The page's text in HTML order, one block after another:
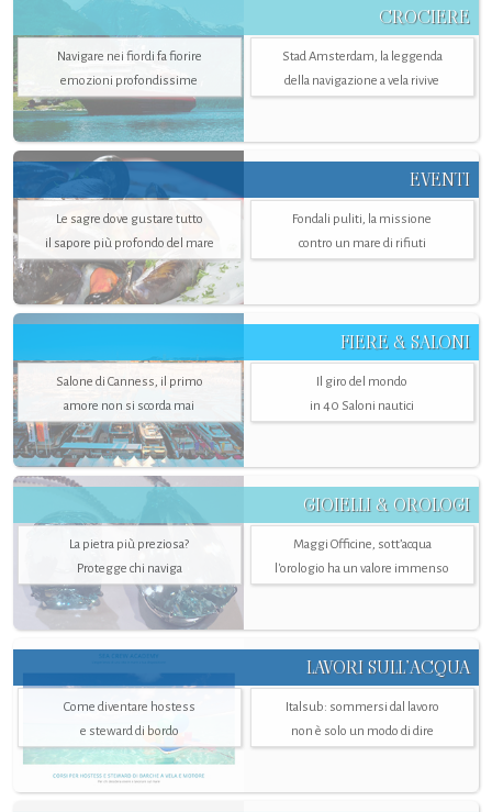
CROCIERE
Navigare nei fiordi fa fiorire
emozioni profondissime
Stad Amsterdam, la leggenda
della navigazione a vela rivive
EVENTI
Le sagre dove gustare tutto
il sapore più profondo del mare
Fondali puliti, la missione
contro un mare di rifiuti
FIERE & SALONI
Salone di Canness, il primo
amore non si scorda mai
Il giro del mondo
in 40 Saloni nautici
GIOIELLI & OROLOGI
La pietra più preziosa?
Protegge chi naviga
Maggi Officine, sott’acqua
l'orologio ha un valore immenso
LAVORI SULL’ACQUA
Come diventare hostess
e steward di bordo
Italsub: sommersi dal lavoro
non è solo un modo di dire